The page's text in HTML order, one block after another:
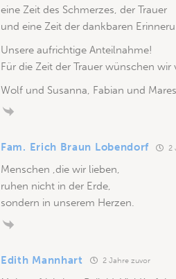
eine Zeit des Schmerzes, der Trauer
und eine Zeit der dankbaren
Unsere aufrichtige Anteilnahme!
Für die Zeit der Trauer wünschen
Wolf und Susanna, Fabian und
Fam. Erich Braun Lobendorf 2
Menschen ,die wir lieben,
ruhen nicht in der Erde,
sondern in unserem Herzen.
Edith Mannhart 2 Jahre zuvor